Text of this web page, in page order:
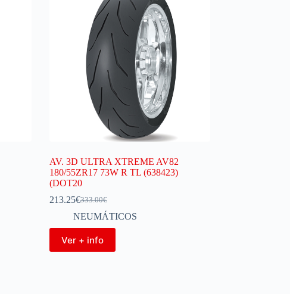
AV. 3D ULTRA XTREME AV82
180/55ZR17 73W R TL (638423)
(DOT20
333.00€
213.25€
NEUMÁTICOS
Ver + info